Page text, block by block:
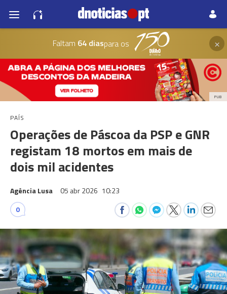
Faltam 64 diaspara os ×
PUB
PAÍS
Operações de Páscoa da PSP e GNR
registam 18 mortos em mais de
dois mil acidentes
Agência Lusa 05 abr 2026 10:23
0